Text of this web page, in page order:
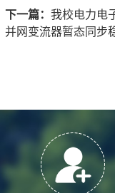
下一篇： 我校电力电
并网变流器暂态同步